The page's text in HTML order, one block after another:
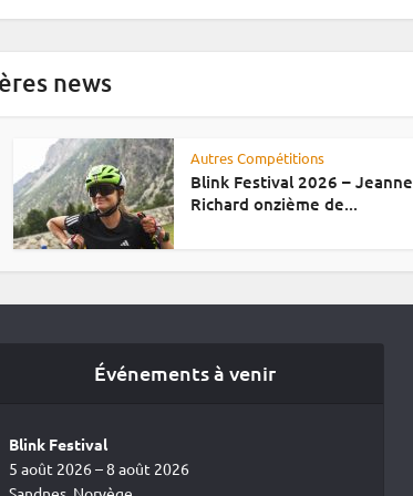
news
Autres Compétitions
Blink Festival 2026 – Jeanne
Richard onzième de...
Événements à venir
Blink Festival
5 août 2026 – 8 août 2026